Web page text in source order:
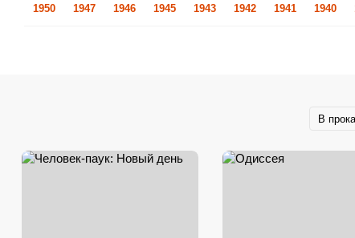
1950 1947 1946 1945 1943 1942 1941 1940
В